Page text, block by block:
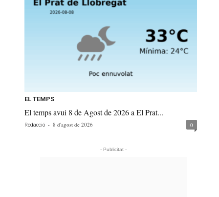
EL TEMPS
El temps avui 8 de Agost de 2026 a El Prat...
Redacció - 8 d'agost de 2026 0
- Publicitat -